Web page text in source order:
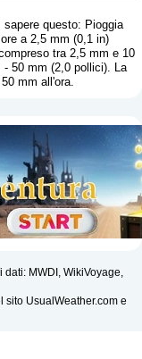
questo: Pioggia
a 2,5 mm (0,1 in)
tra 2,5 mm e 10
50 mm (2,0 pollici). La
mm all'ora.
MWDI, WikiVoyage,
sito UsualWeather.com e